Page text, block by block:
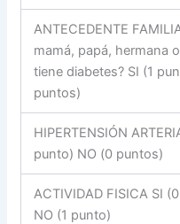
ANTECEDENTE
mamá, papá, hermana
tiene diabetes? SI (1
puntos)
HIPERTENSIÓN
punto) NO (0 puntos)
ACTIVIDAD FISICA SI
NO (1 punto)